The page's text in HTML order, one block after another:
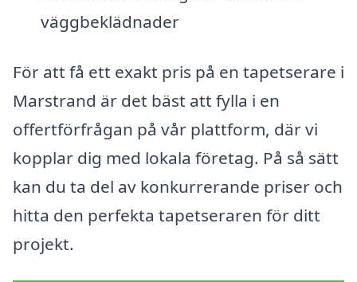
väggbeklädnader
För att få ett exakt pris på en tapetserare i
Marstrand är det bäst att fylla i en
offertförfrågan på vår plattform, där vi
kopplar dig med lokala företag. På så sätt
kan du ta del av konkurrerande priser och
hitta den perfekta tapetseraren för ditt
projekt.